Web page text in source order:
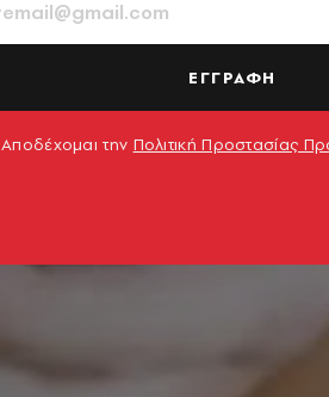
ΕΓΓΡΑΦΗ
Αποδέχομαι την Πολιτική Προστασίας